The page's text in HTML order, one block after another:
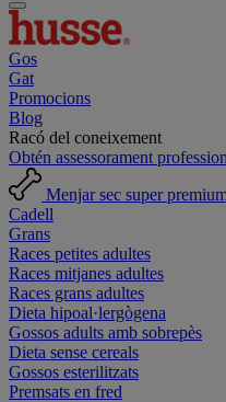
Gos
Gat
Promocions
Blog
Racó del coneixement
Obtén assessorament
Menjar sec super
Cadell
Grans
Races petites adultes
Races mitjanes adultes
Races grans adultes
Dieta hipoal·lergògena
Gossos adults amb sobrepès
Dieta sense cereals
Gossos esterilitzats
Premsats en fred